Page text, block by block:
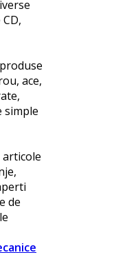
ace,
simple
articole
de